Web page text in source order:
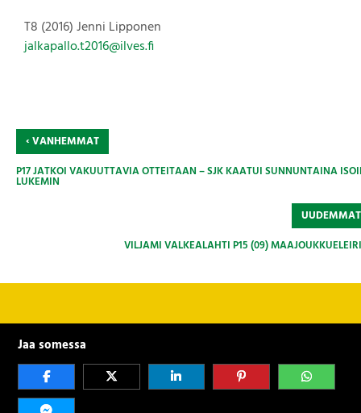
T8 (2016) Jenni Lipponen
jalkapallo.t2016@ilves.fi
‹VANHEMMAT
P17 JATKOI VAKUUTTAVIA OTTEITAAN – SJK KAATUI SUNNUNTAINA
LUKEMIN
VILJAMI VALKEALAHTI P15 (09)
Jaa somessa